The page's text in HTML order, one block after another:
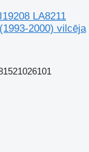
LA8211
2000) vilcēja